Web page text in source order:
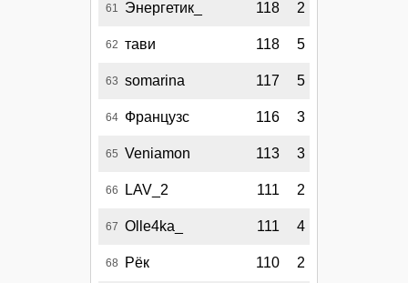
61 Энергетик_ 118 2
62 тави 118 5
63 somarina 117 5
64 Французс 116 3
65 Veniamon 113 3
66 LAV_2 111 2
67 Olle4ka_ 111 4
68 Рёк 110 2